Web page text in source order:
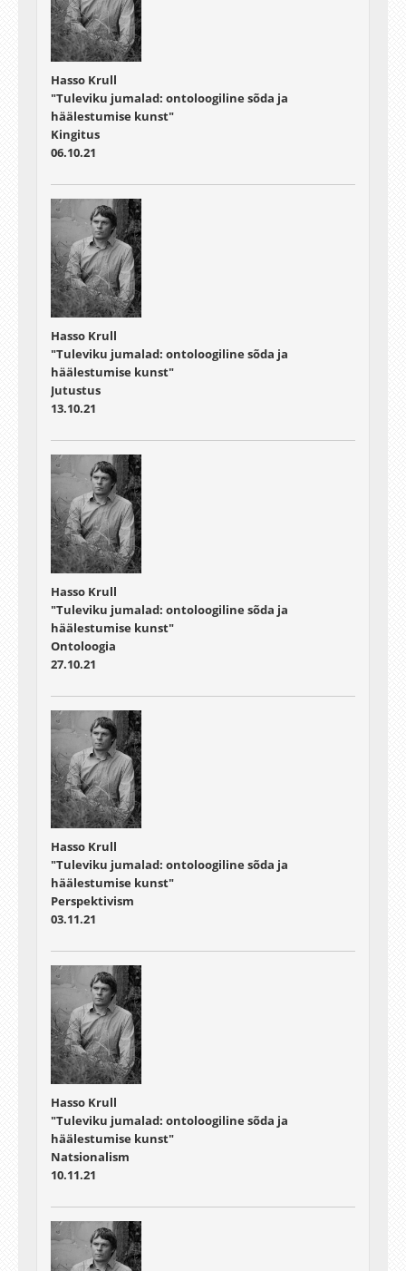
Hasso Krull
"Tuleviku jumalad: ontoloogiline sõda ja
häälestumise kunst"
Kingitus
06.10.21
Hasso Krull
"Tuleviku jumalad: ontoloogiline sõda ja
häälestumise kunst"
Jutustus
13.10.21
Hasso Krull
"Tuleviku jumalad: ontoloogiline sõda ja
häälestumise kunst"
Ontoloogia
27.10.21
Hasso Krull
"Tuleviku jumalad: ontoloogiline sõda ja
häälestumise kunst"
Perspektivism
03.11.21
Hasso Krull
"Tuleviku jumalad: ontoloogiline sõda ja
häälestumise kunst"
Natsionalism
10.11.21